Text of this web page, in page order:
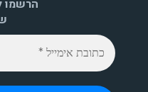
הרשמו